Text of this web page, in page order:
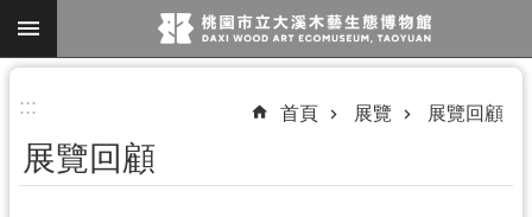
跳到主要內容區塊
搜
尋
::: 首頁 展覽 展覽回顧
展覽回顧